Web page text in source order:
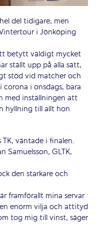
del tidigare, men
i Jönköping
betytt väldigt mycket
ställt upp på alla sätt,
stöd vid matcher och
i onsdags, bara
med inställningen att
hyllning till allt hon
väntade i finalen.
Samuelsson, GLTK,
den starkare och
framförallt mina servar
enorm vilja och attityd
tog mig till vinst, säger